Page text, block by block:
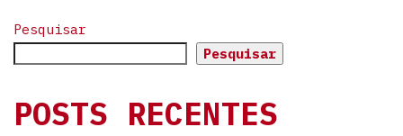
Pesquisar
Pesquisar
POSTS RECENTES